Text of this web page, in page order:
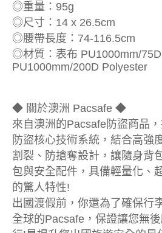
◎重量：95g
◎尺寸：14 x 26.5cm
◎腰帶長度：74-116.5cm
◎材質：表布 PU1000mm/
PU1000mm/200D Polyester
◆ 關於澳洲 Pacsafe ◆
來自澳洲的Pacsafe防盜商品
防盜核心技術系統，結合高強
割裂、防搶奪設計，讓隨身背
包與安全配件，具備輕量化、
的驚人特性!
出國渡假前，你還為了確保行
全球的Pacsafe，保證讓您無